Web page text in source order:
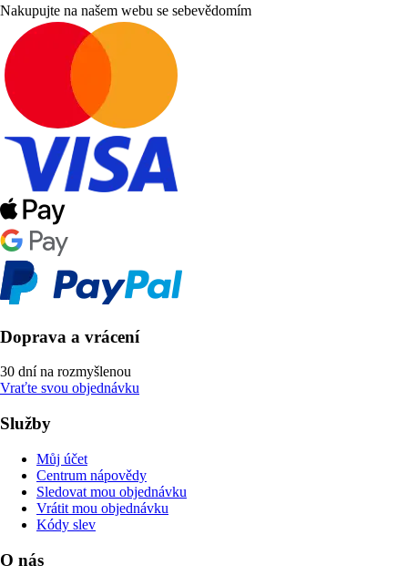
Nakupujte na našem webu se sebevědomím
Doprava a vrácení
30 dní na rozmyšlenou
Vraťte svou objednávku
Služby
Můj účet
Centrum nápovědy
Sledovat mou objednávku
Vrátit mou objednávku
Kódy slev
O nás